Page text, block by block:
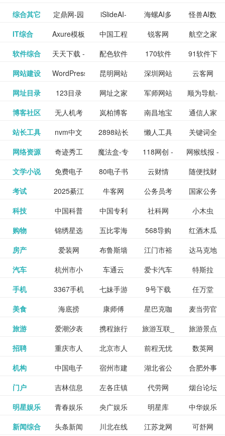
全 频
包括上映
影片的影
讯查询及
购票服
务。你可
和看过的
电影电视
剧，顺便
打分、写
味，豆瓣
电影会推
荐好电影
给你。
_www.sanmao.com.cn_
素材免费
图库
nas论
坛|nas1.cn|nas1|nas
流社区
文写作-AI
毕业设计-
PPT模板
生成
作 - 国内
领先的AI
图片、文
案创作平
讯飞星火-
懂我的AI
助手
更多>>
综合其它 定鼎网-园
林景观建
筑室内设
iSlideAI-
一键生成
PPT模板
海螺AI多
模态大语
言模型
怪兽AI数
字人
九章开物 更多>>
IT综合 Axure模板
网
中国工程
科技知识
中心
锐客网
航空之家
牛品汇
更多>>
软件综合 天天下载 -
绿色精品
软件应用
配色软件
园
170软件
下载站
91软件下
载
yx12345
下载站
更多>>
网站建设 WordPress
主题模板
下载_爱主
昆明网站
建设
深圳网站
建设
云客网
SEO众包
服务平台
深圳网站
建设
更多>>
网址目录 123目录
网
网址之家 军师网站
目录网址
大全
顺为导航-
办公运营
工具导航
易推分类
目录网
更多>>
博客社区 无人机考
证资讯网
岚柏博客 南昌地宝
网_南昌论
坛
通信人家
园
精易论坛 更多>>
站长工具 nvm中文
网
2898站长
资源平台
懒人工具 关键词全
网指数查
询
SEO工具
- 站长之家
更多>>
网络资源 奇迹秀工
具箱-设计
师必备设
辅助神器
魔法盒-专
业的游戏
动画特效
118网创 -
创业项目
资源分享
网猴线报 -
一个简单
且纯粹的
网站
线报酷 -
专注线报
活动
更多>>
文学小说 免费电子
书下载
网,txt小说
完结txt小
说-书本网
80电子书
_八零电子
书_80txt_
云财情 随便找财
经网
钱如故 更多>>
考试 2025綦江
区中考志
愿填报系
牛客网 公务员考
试-中公教
育网
国家公务
员局
公务员考
试信息网
更多>>
科技 中国科普
博览
中国专利
信息网
社科网
小木虫
中国科学
院
更多>>
购物 锦绣星选
海淘
五比零海
淘网
568导购
网
红酒木瓜
靓汤官网
淘宝 更多>>
房产 爱装网 布鲁斯墙
纸
江门市裕
华墙纸
达马克地
产
格莱美墙
纸
更多>>
汽车 杭州市小
客车总量
调控管理
车通云 爱卡汽车
导购
特斯拉
百度有驾
网
更多>>
手机 3367手机
游戏
七妹手游 9号下载
任万堂
游戏邦
更多>>
美食 海底捞 康师傅 星巴克咖
啡
麦当劳官
网
心食谱网 更多>>
旅游 爱潮汐表 携程旅行
网
旅游互联_
景点门票
预订
旅游景点
点评-猫途
鹰
北京旅游
网
更多>>
招聘 重庆市人
力资源和
社会保障
北京市人
力资源和
社会保障
前程无忧
招聘网
数英网
聘才网
更多>>
机构 中国电子
检验检疫
业务网
宿州市建
委网
湖北省公
管局
合肥外事
办
湖北省粮
食局
更多>>
门户 吉林信息
网
左各庄镇
论坛
代劳网
烟台论坛
腾讯充值
中心
更多>>
明星娱乐 青春娱乐
网
央广娱乐
网,
明星库 中华娱乐
网
网易娱乐 更多>>
新闻综合 头条新闻 川北在线 江苏龙网
可舒网